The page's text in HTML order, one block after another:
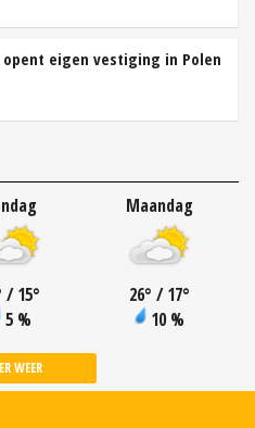
opent eigen vestiging in Polen
/ 15°
5 %
Maandag
26° / 17°
10 %
WEER